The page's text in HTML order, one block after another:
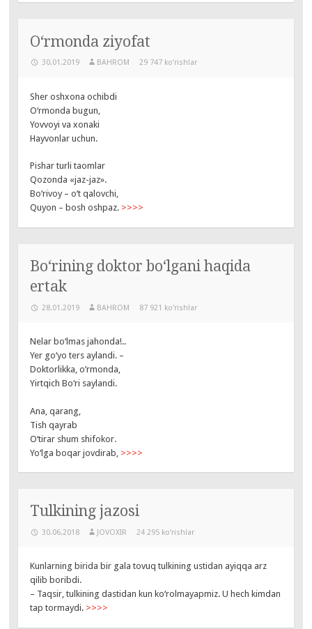
O‘rmonda ziyofat
30.01.2019 BAHROM 29 747 ko‘rishlar
Sher oshxona ochibdi
O‘rmonda bugun,
Yovvoyi va xonaki
Hayvonlar uchun.
Pishar turli taomlar
Qozonda «jaz-jaz».
Bo‘rivoy – o‘t qalovchi,
Quyon – bosh oshpaz. >>>>
Bo‘rining doktor bo‘lgani haqida
ertak
28.01.2019 BAHROM 87 921 ko‘rishlar
Nelar bo‘lmas jahonda!..
Yer go‘yo ters aylandi. –
Doktorlikka, o‘rmonda,
Yirtqich Bo‘ri saylandi.
Ana, qarang,
Tish qayrab
O‘tirar shum shifokor.
Yo‘lga boqar jovdirab, >>>>
Tulkining jazosi
30.06.2018 JOVOXIR 24 295 ko‘rishlar
Kunlarning birida bir gala tovuq tulkining ustidan ayiqqa arz
qilib boribdi.
– Taqsir, tulkining dastidan kun ko‘rolmayapmiz. U hech kimdan
tap tormaydi. >>>>